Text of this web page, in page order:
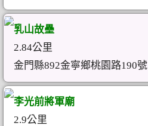
乳山故壘
2.84公里
金門縣892金寧鄉桃園路190號
李光前將軍廟
2.9公里